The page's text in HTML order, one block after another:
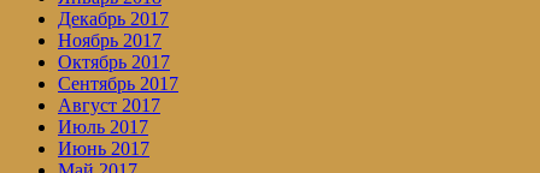
Декабрь 2017
Ноябрь 2017
Октябрь 2017
Сентябрь 2017
Август 2017
Июль 2017
Июнь 2017